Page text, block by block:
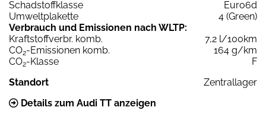
Schadstoffklasse
Euro6d
Umweltplakette
4 (Green)
Verbrauch und Emissionen nach WLTP:
Kraftstoffverbr. komb.
7,2 l/100km
CO2-Emissionen komb.
164 g/km
CO2-Klasse
F
Standort
Zentrallager
Details zum Audi TT anzeigen